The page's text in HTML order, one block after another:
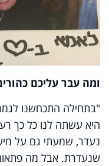
ומה עבר עליכם
"בתחילה התכחשנו
היא עשתה לנו כל כך
נעדר, שמעתי גם על
שנעדרת. אבל מה